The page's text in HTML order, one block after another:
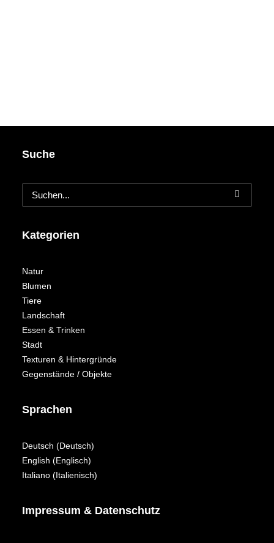
Suche
Kategorien
Natur
Blumen
Tiere
Landschaft
Essen & Trinken
Stadt
Texturen & Hintergründe
Gegenstände / Objekte
Sprachen
Deutsch (Deutsch)
English (Englisch)
Italiano (Italienisch)
Impressum & Datenschutz